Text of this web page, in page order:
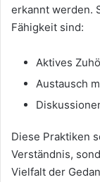
erkannt werden.
Fähigkeit sind:
Aktives
Austausch
Diese Praktiken
Verständnis,
Vielfalt der